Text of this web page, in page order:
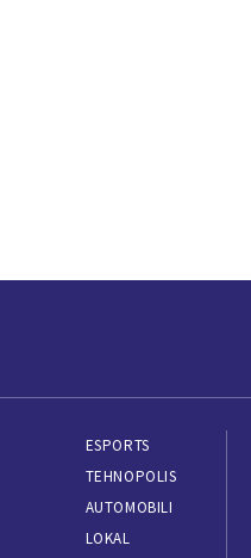
ESPORTS
TEHNOPOLIS
AUTOMOBILI
LOKAL